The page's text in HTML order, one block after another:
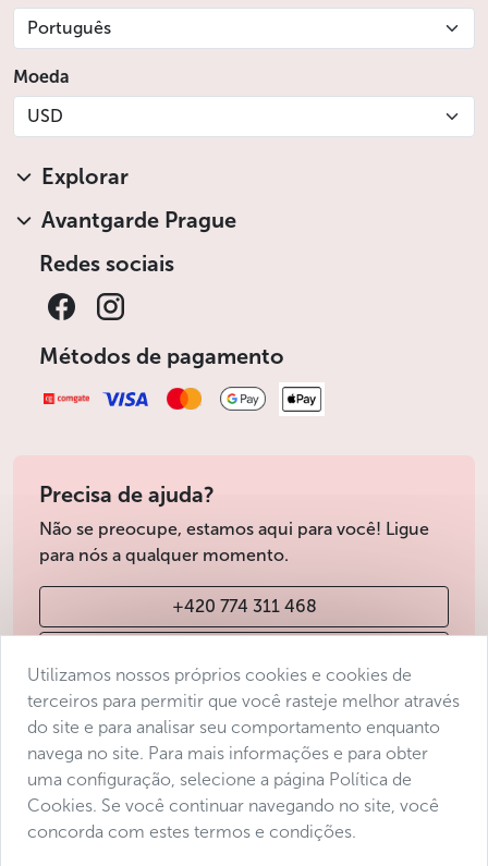
Português
Moeda
USD
Explorar
Avantgarde Prague
Redes sociais
Métodos de pagamento
Precisa de ajuda?
Não se preocupe, estamos aqui para você! Ligue
para nós a qualquer momento.
+420 774 311 468
Condições de venda
Protecção de dados
Declaração de acessibilidade
Manage consent
Utilizamos nossos próprios cookies e cookies de
terceiros para permitir que você rasteje melhor através
do site e para analisar seu comportamento enquanto
navega no site. Para mais informações e para obter
uma configuração, selecione a página Política de
Cookies. Se você continuar navegando no site, você
concorda com estes termos e condições.